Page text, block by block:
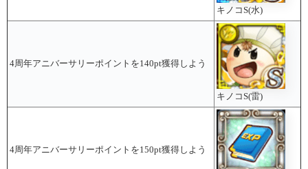
キノコS(水)
4周年アニバーサリーポイントを140pt獲得しよう
キノコS(雷)
4周年アニバーサリーポイントを150pt獲得しよう